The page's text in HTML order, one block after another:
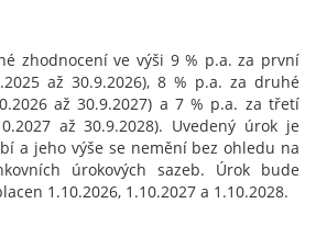
zhodnocení ve výši 9 % p.a. za první
až 30.9.2026), 8 % p.a. za druhé
až 30.9.2027) a 7 % p.a. za třetí
až 30.9.2028). Uvedený úrok je
a jeho výše se nemění bez ohledu na
úrokových sazeb. Úrok bude
1.10.2026, 1.10.2027 a 1.10.2028.